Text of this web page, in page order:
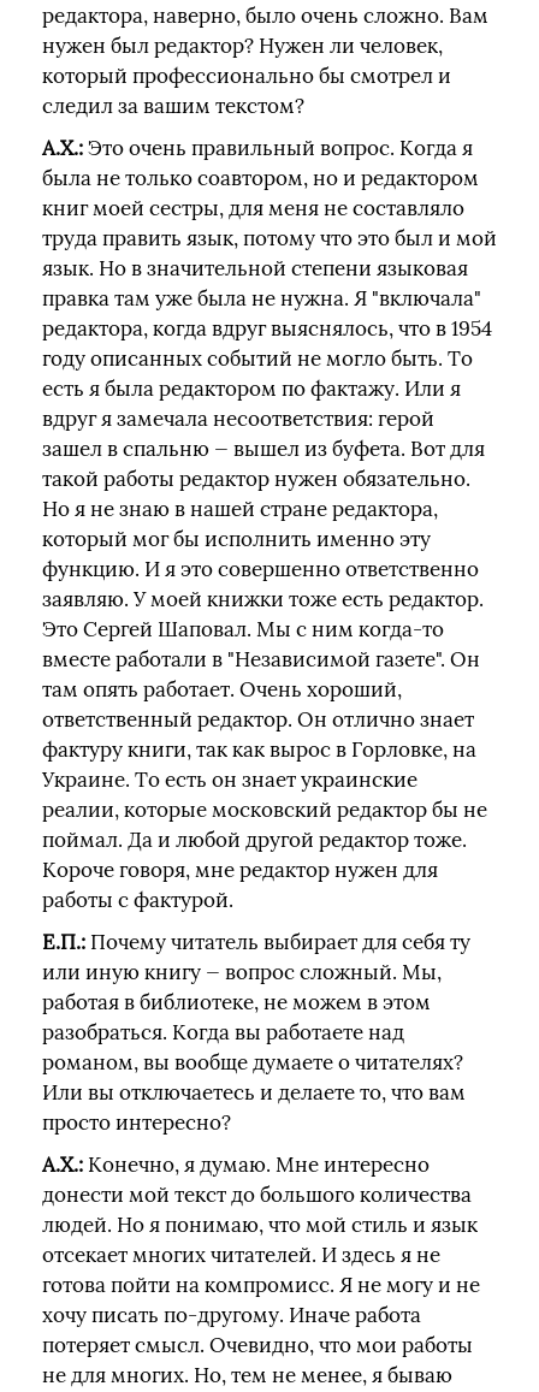
редактора, наверно, было очень сложно. Вам
нужен был редактор? Нужен ли человек,
который профессионально бы смотрел и
следил за вашим текстом?
А.Х.:Это очень правильный вопрос. Когда я
была не только соавтором, но и редактором
книг моей сестры, для меня не составляло
труда править язык, потому что это был и мой
язык. Но в значительной степени языковая
правка там уже была не нужна. Я "включала"
редактора, когда вдруг выяснялось, что в 1954
году описанных событий не могло быть. То
есть я была редактором по фактажу. Или я
вдруг я замечала несоответствия: герой
зашел в спальню — вышел из буфета. Вот для
такой работы редактор нужен обязательно.
Но я не знаю в нашей стране редактора,
который мог бы исполнить именно эту
функцию. И я это совершенно ответственно
заявляю. У моей книжки тоже есть редактор.
Это Сергей Шаповал. Мы с ним когда-то
вместе работали в "Независимой газете". Он
там опять работает. Очень хороший,
ответственный редактор. Он отлично знает
фактуру книги, так как вырос в Горловке, на
Украине. То есть он знает украинские
реалии, которые московский редактор бы не
поймал. Да и любой другой редактор тоже.
Короче говоря, мне редактор нужен для
работы с фактурой.
Е.П.: Почему читатель выбирает для себя ту
или иную книгу — вопрос сложный. Мы,
работая в библиотеке, не можем в этом
разобраться. Когда вы работаете над
романом, вы вообще думаете о читателях?
Или вы отключаетесь и делаете то, что вам
просто интересно?
А.Х.: Конечно, я думаю. Мне интересно
донести мой текст до большого количества
людей. Но я понимаю, что мой стиль и язык
отсекает многих читателей. И здесь я не
готова пойти на компромисс. Я не могу и не
хочу писать по-другому. Иначе работа
потеряет смысл. Очевидно, что мои работы
не для многих. Но, тем не менее, я бываю